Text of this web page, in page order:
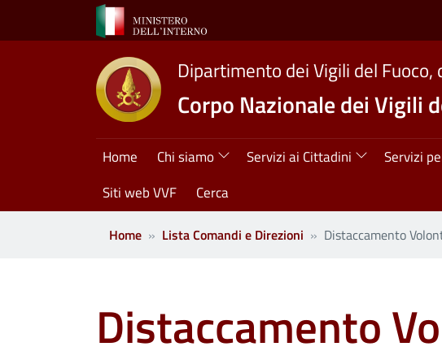
Salta al contenuto principale
Dipartimento dei Vigili del Fuoco,
Corpo Nazionale dei Vigili
Navigazione principale
Home Chi siamo Servizi ai Cittadini Servizi
Siti web VVF
Cerca
Home Lista Comandi e Direzioni Distaccamento
Distaccamento